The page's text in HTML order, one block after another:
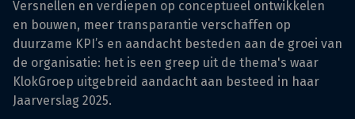
Versnellen en verdiepen op conceptueel ontwikkelen
en bouwen, meer transparantie verschaffen op
duurzame KPI’s en aandacht besteden aan de groei van
de organisatie: het is een greep uit de thema's waar
KlokGroep uitgebreid aandacht aan besteed in haar
Jaarverslag 2025.